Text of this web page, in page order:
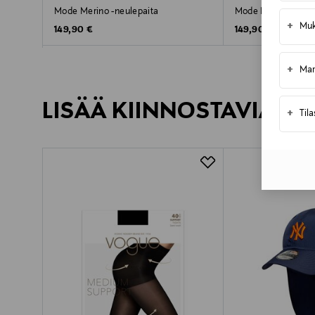
+
+
+
Mode Merino -neulepaita
Original Price
149,90 €
Mode Merino Zip
Original Price
149,90 €
LISÄÄ KIINNOSTAVIA